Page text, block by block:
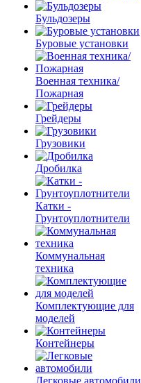
Бульдозеры
Буровые установки
Военная техника/
Пожарная
Грейдеры
Грузовики
Дробилка
Катки -
Грунтоуплотнители
Коммунальная
техника
Комплектующие для
моделей
Контейнеры
Легковые автомобили